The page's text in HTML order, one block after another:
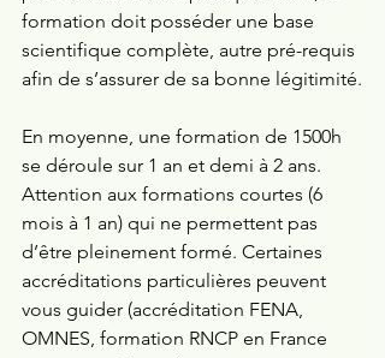
formation doit posséder une base
scientifique complète, autre pré-requis
afin de s’assurer de sa bonne légitimité.
En moyenne, une formation de 1500h
se déroule sur 1 an et demi à 2 ans.
Attention aux formations courtes (6
mois à 1 an) qui ne permettent pas
d’être pleinement formé. Certaines
accréditations particulières peuvent
vous guider (accréditation FENA,
OMNES, formation RNCP en France